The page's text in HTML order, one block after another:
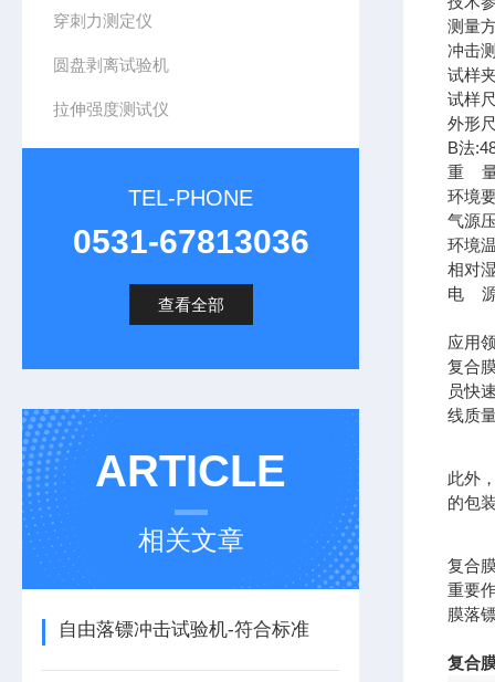
穿刺力测定仪
圆盘剥离试验机
拉伸强度测试仪
TEL-PHONE
0531-67813036
查看全部
ARTICLE
相关文章
自由落镖冲击试验机-符合标准
测量
冲击
试样
试样
外形
B法
重
环境
气源
环境
相对
电
应用
复合
员快
线质
此外
的包
复合
重要
膜落
复合